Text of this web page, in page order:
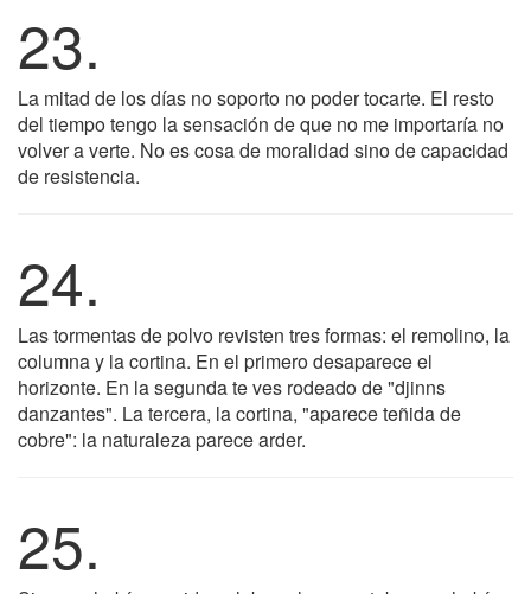
23.
La mitad de los días no soporto no poder tocarte. El resto
del tiempo tengo la sensación de que no me importaría no
volver a verte. No es cosa de moralidad sino de capacidad
de resistencia.
24.
Las tormentas de polvo revisten tres formas: el remolino, la
columna y la cortina. En el primero desaparece el
horizonte. En la segunda te ves rodeado de "djinns
danzantes". La tercera, la cortina, "aparece teñida de
cobre": la naturaleza parece arder.
25.